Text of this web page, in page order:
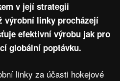
v její strategii
výrobní linky procházejí
efektivní výrobu jak pro
globální poptávku.
linky za účasti hokejové